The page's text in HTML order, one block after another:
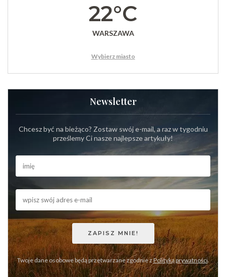
22°C
WARSZAWA
Wybierz miasto
Newsletter
Chcesz być na bieżąco? Zostaw swój e-mail, a raz w tygodniu
prześlemy Ci nasze najlepsze artykuły!
Twoje dane osobowe będą przetwarzane zgodnie zPolityką prywatności.